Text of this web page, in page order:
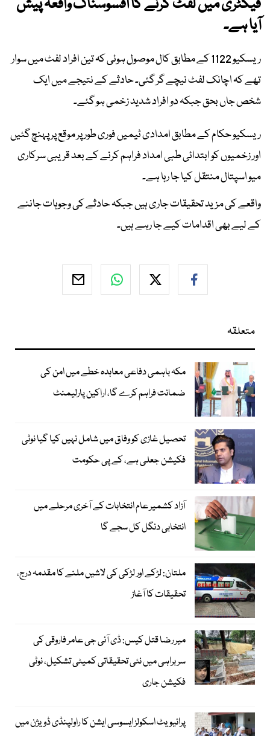
فیکٹری میں لفٹ گرنے کا افسوسناک واقعہ پیش
آیا ہے۔
ریسکیو 1122 کے مطابق کال موصول ہوئی کہ تین افراد لفٹ میں سوار
تھے کہ اچانک لفٹ نیچے گر گئی۔ حادثے کے نتیجے میں ایک
شخص جاں بحق جبکہ دو افراد شدید زخمی ہو گئے۔
ریسکیو حکام کے مطابق امدادی ٹیمیں فوری طور پر موقع پر پہنچ گئیں
اور زخمیوں کو ابتدائی طبی امداد فراہم کرنے کے بعد قریبی سرکاری
میو اسپتال منتقل کیا جا رہا ہے۔
واقعے کی مزید تحقیقات جاری ہیں جبکہ حادثے کی وجوہات جاننے
کے لیے بھی اقدامات کیے جا رہے ہیں۔
متعلقہ
مکہ باہمی دفاعی معاہدہ خطے میں امن کی
ضمانت فراہم کرے گا، اراکین پارلیمنٹ
تحصیل غازی کو وفاق میں شامل نہیں کیا گیا نوٹی
فکیشن جعلی ہے، کے پی حکومت
آزاد کشمیر عام انتخابات کے آخری مرحلے میں
انتخابی دنگل کل سجے گا
ملتان: لڑکے اور لڑکی کی لاشیں ملنے کا مقدمہ درج،
تحقیقات کا آغاز
میر رضا قتل کیس: ڈی آئی جی عامر فاروقی کی
سربراہی میں نئی تحقیقاتی کمیٹی تشکیل، نوٹی
فکیشن جاری
پرائیویٹ اسکولز ایسوسی ایشن کا راولپنڈی ڈویژن میں